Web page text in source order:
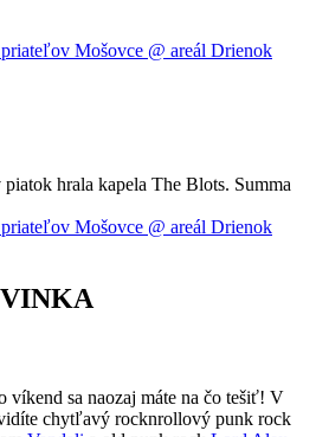
Mošovce @ areál Drienok
hrala kapela The Blots. Summa
Mošovce @ areál Drienok
víkend sa naozaj máte na čo tešiť! V
chytľavý rocknrollový punk rock